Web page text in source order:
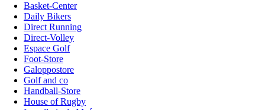
Basket-Center
Daily Bikers
Direct Running
Direct-Volley
Espace Golf
Foot-Store
Galoppostore
Golf and co
Handball-Store
House of Rugby